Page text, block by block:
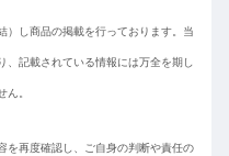
）し商品の掲載を行っております。当
記載されている情報には万全を期し
ん。
を再度確認し、ご自身の判断や責任の